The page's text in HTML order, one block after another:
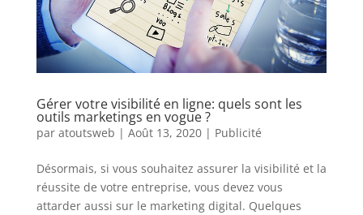
Gérer votre visibilité en ligne: quels sont les
outils marketings en vogue ?
par atoutsweb | Août 13, 2020| Publicité
Désormais, si vous souhaitez assurer la visibilité et la
réussite de votre entreprise, vous devez vous
attarder aussi sur le marketing digital. Quelques